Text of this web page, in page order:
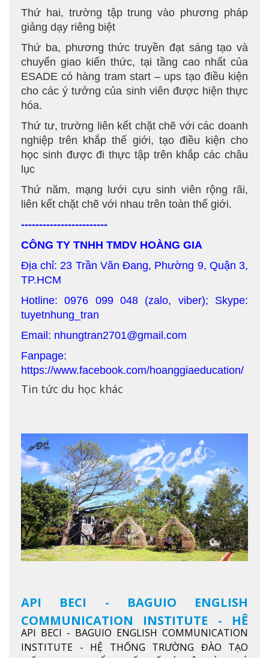
Thứ hai, trường tập trung vào phương pháp
giảng dạy riêng biệt
Thứ ba, phương thức truyền đạt sáng tạo và
chuyển giao kiến thức, tại tầng cao nhất của
ESADE có hàng tram start – ups tạo điều kiện
cho các ý tưởng của sinh viên được hiện thực
hóa.
Thứ tư, trường liên kết chặt chẽ với các doanh
nghiệp trên khắp thế giới, tạo điều kiện cho
học sinh được đi thực tập trên khắp các châu
lục
Thứ năm, mạng lưới cựu sinh viên rộng rãi,
liên kết chặt chẽ với nhau trên toàn thế giới.
------------------------
CÔNG TY TNHH TMDV HOÀNG GIA
Địa chỉ: 23 Trần Văn Đang, Phường 9, Quận 3,
TP.HCM
Hotline: 0976 099 048 (zalo, viber); Skype:
tuyetnhung_tran
Email: nhungtran2701@gmail.com
Fanpage:
https://www.facebook.com/hoanggiaeducation/
Tin tức du học khác
API BECI - BAGUIO ENGLISH
COMMUNICATION INSTITUTE - HỆ
THỐNG TRƯỜNG ĐÀO TẠO TIẾNG
API BECI - BAGUIO ENGLISH COMMUNICATION
INSTITUTE - HỆ THỐNG TRƯỜNG ĐÀO TẠO